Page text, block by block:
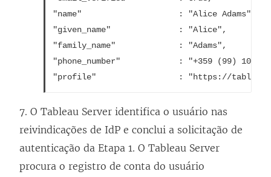
v
a
j
a
n
o
v
a
"name"                    : "Alice Adams",
"given_name"              : "Alice",
"family_name"             : "Adams",
"phone_number"            : "+359 (99)
7. O Tableau Server identifica o usuário nas
reivindicações de IdP e conclui a solicitação de
autenticação da Etapa 1. O Tableau Server
procura o registro de conta do usuário